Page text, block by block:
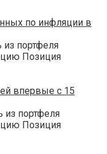
по инфляции в
из портфеля
Позиция
впервые с 15
из портфеля
Позиция